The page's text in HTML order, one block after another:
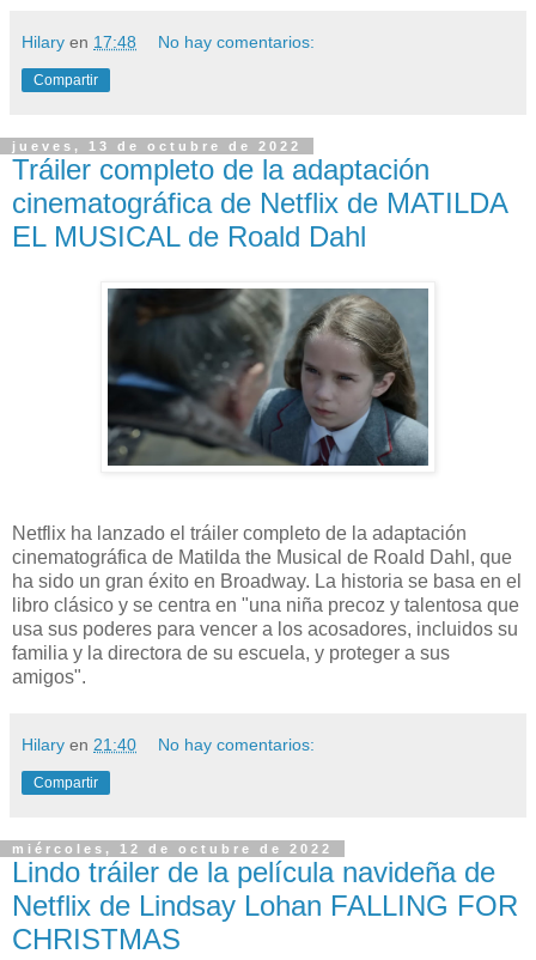
Hilary en 17:48 No hay comentarios:
Compartir
jueves, 13 de octubre de 2022
Tráiler completo de la adaptación
cinematográfica de Netflix de MATILDA
EL MUSICAL de Roald Dahl
Netflix ha lanzado el tráiler completo de la adaptación
cinematográfica de Matilda the Musical de Roald Dahl, que
ha sido un gran éxito en Broadway. La historia se basa en el
libro clásico y se centra en "una niña precoz y talentosa que
usa sus poderes para vencer a los acosadores, incluidos su
familia y la directora de su escuela, y proteger a sus
amigos".
Hilary en 21:40 No hay comentarios:
Compartir
miércoles, 12 de octubre de 2022
Lindo tráiler de la película navideña de
Netflix de Lindsay Lohan FALLING FOR
CHRISTMAS